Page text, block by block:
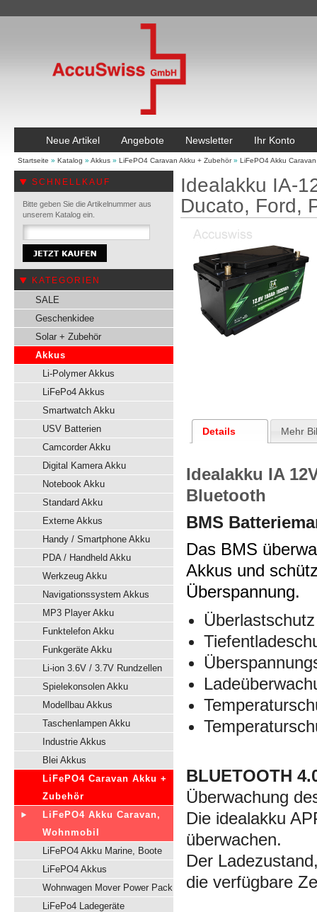
Neue Artikel Angebote Newsletter Ihr Konto
Startseite » Katalog » Akkus » LiFePO4 Caravan Akku + Zubehör» LiFePO4 Akku
SCHNELLKAUF
Bitte geben Sie die Artikelnummer aus
unserem Katalog ein.
KATEGORIEN
SALE
Geschenkidee
Solar + Zubehör
Akkus
Li-Polymer Akkus
LiFePo4 Akkus
Smartwatch Akku
USV Batterien
Camcorder Akku
Digital Kamera Akku
Notebook Akku
Standard Akku
Externe Akkus
Handy / Smartphone Akku
PDA / Handheld Akku
Werkzeug Akku
Navigationssystem Akkus
MP3 Player Akku
Funktelefon Akku
Funkgeräte Akku
Li-ion 3.6V / 3.7V Rundzellen
Spielekonsolen Akku
Modellbau Akkus
Taschenlampen Akku
Industrie Akkus
Blei Akkus
LiFePO4 Caravan Akku +
Zubehör
LiFePO4 Akku Caravan,
Wohnmobil
LiFePO4 Akku Marine, Boote
LiFePO4 Akkus
Wohnwagen Mover Power Pack
LiFePo4 Ladegeräte
Idealakku IA-
Ducato, Ford,
Details Mehr
Idealakku IA
Bluetooth
BMS
Das BMS
Akkus und
Überspannung.
Überlastschutz
BLUETOOTH
Überwachung
Die idealakku
überwachen.
Der
die verfügbare